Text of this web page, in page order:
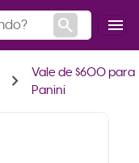
search menu
chevron_right
Vale de $600 para
Panini